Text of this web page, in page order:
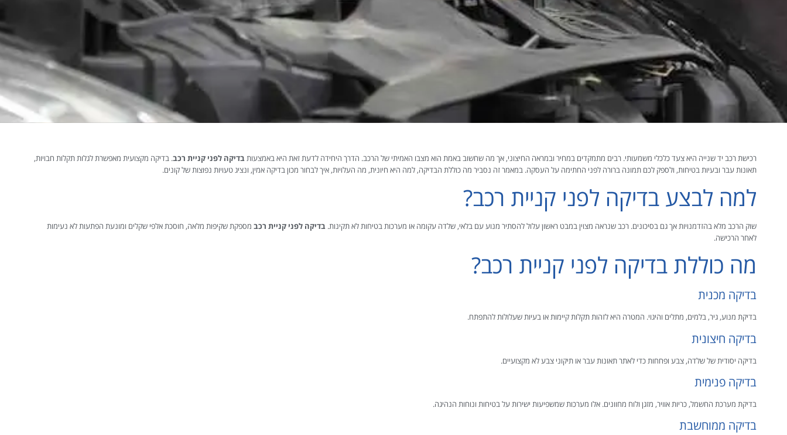
רכישת רכב יד שנייה היא צעד כלכלי משמעותי. רבים מתמקדים במחיר ובמראה החיצוני, אך מה שחשוב באמת הוא מצבו האמיתי של הרכב. הדרך היחידה לדעת זאת היא באמצעותבדיקה לפני קניית רכב. בדיקה מקצועית מאפשרת לגלות תקלות חבויות,
תאונות עבר ובעיות בטיחות, ולספק לכם תמונה ברורה לפני החתימה על העסקה. במאמר זה נסביר מה כוללת הבדיקה, למה היא חיונית, מה העלויות, איך לבחור מכון בדיקה אמין, ונציג טעויות נפוצות של קונים.
למה לבצע בדיקה לפני קניית רכב?
שוק הרכב מלא בהזדמנויות אך גם בסיכונים. רכב שנראה מצוין במבט ראשון עלול להסתיר מנוע עם בלאי, שלדה עקומה או מערכות בטיחות לא תקינות. בדיקה לפני קניית רכב מספקת שקיפות מלאה, חוסכת אלפי שקלים ומונעת הפתעות לא נעימות
לאחר הרכישה.
מה כוללת בדיקה לפני קניית רכב?
בדיקה מכנית
בדיקת מנוע, גיר, בלמים, מתלים והיגוי. המטרה היא לזהות תקלות קיימות או בעיות שעלולות להתפתח.
בדיקה חיצונית
בדיקה יסודית של שלדה, צבע ופחחות כדי לאתר תאונות עבר או תיקוני צבע לא מקצועיים.
בדיקה פנימית
בדיקת מערכת החשמל, כריות אוויר, מזגן ולוח מחוונים. אלו מערכות שמשפיעות ישירות על בטיחות ונוחות הנהיגה.
בדיקה ממוחשבת